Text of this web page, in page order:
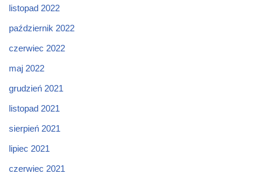
listopad 2022
październik 2022
czerwiec 2022
maj 2022
grudzień 2021
listopad 2021
sierpień 2021
lipiec 2021
czerwiec 2021